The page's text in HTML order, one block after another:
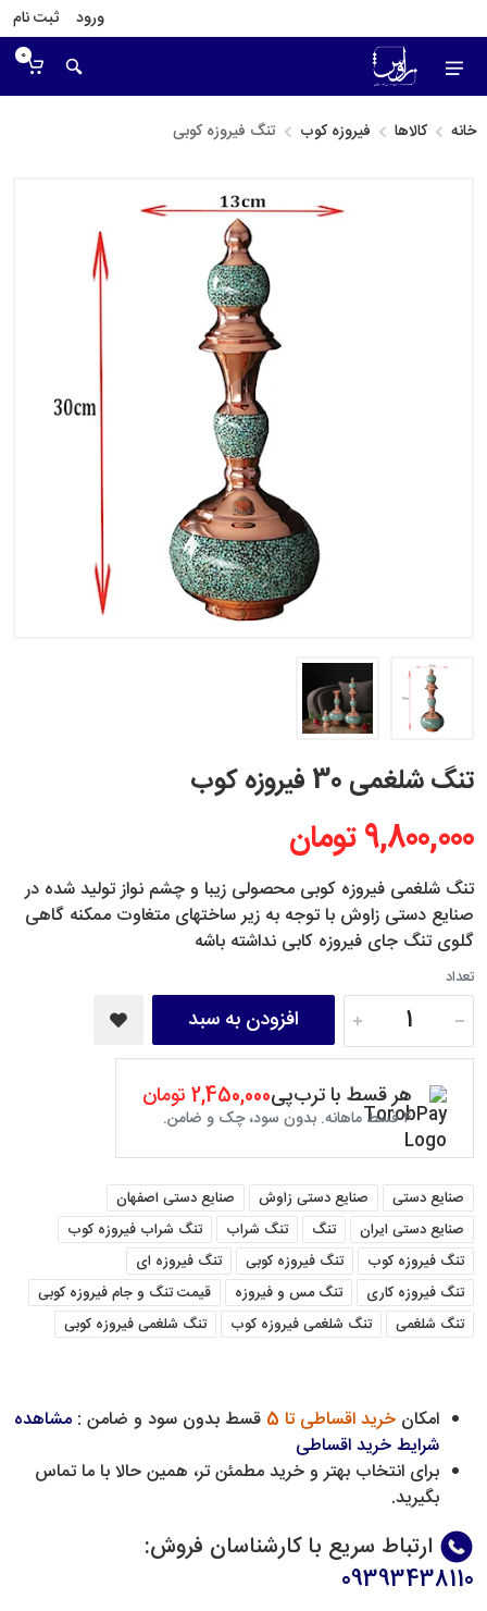
ورود ثبت نام
0
خانه کالاها فیروزه کوب تنگ فیروزه کوبی
تنگ شلغمی 30 فیروزه کوب
9,800,000 تومان
تنگ شلغمی فیروزه کوبی محصولی زیبا و چشم نواز تولید شده در
صنایع دستی زاوش با توجه به زیر ساختهای متغاوت ممکنه گاهی
گلوی تنگ جای فیروزه کابی نداشته باشه
تعداد
افزودن به سبد
هر قسط با ترب‌پی2,450,000 تومان
۴ قسط ماهانه. بدون سود، چک و ضامن.
صنایع دستی صنایع دستی زاوش
صنایع دستی اصفهان
صنایع دستی ایران
تنگ تنگ شراب
تنگ شراب فیروزه کوب
تنگ فیروزه کوب
تنگ فیروزه کوبی
تنگ فیروزه ای
تنگ فیروزه کاری
تنگ مس و فیروزه
قیمت تنگ و جام فیروزه کوبی
تنگ شلغمی
تنگ شلغمی فیروزه کوب تنگ شلغمی فیروزه کوبی
امکان خرید اقساطی تا 5 قسط بدون سود و ضامن : مشاهده
شرایط خرید اقساطی
برای انتخاب بهتر و خرید مطمئن تر، همین حالا با ما تماس
بگیرید.
ارتباط سریع با کارشناسان فروش:
09393438110